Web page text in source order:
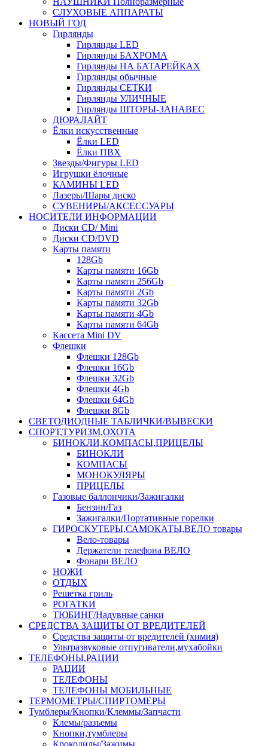
СЛУХОВЫЕ АППАРАТЫ
НОВЫЙ ГОД
Гирлянды
Гирлянды LED
Гирлянды БАХРОМА
Гирлянды НА БАТАРЕЙКАХ
Гирлянды обычные
Гирлянды СЕТКИ
Гирлянды УЛИЧНЫЕ
Гирлянды ШТОРЫ-ЗАНАВЕС
ДЮРАЛАЙТ
Ёлки искусственные
Ёлки LED
Ёлки ПВХ
Звезды/Фигуры LED
Игрушки ёлочные
КАМИНЫ LED
Лазеры/Шары диско
СУВЕНИРЫ/АКСЕССУАРЫ
НОСИТЕЛИ ИНФОРМАЦИИ
Диски CD/ Mini
Диски CD/DVD
Карты памяти
128Gb
Карты памяти 16Gb
Карты памяти 256Gb
Карты памяти 2Gb
Карты памяти 32Gb
Карты памяти 4Gb
Карты памяти 64Gb
Кассета Mini DV
Флешки
Флешки 128Gb
Флешки 16Gb
Флешки 32Gb
Флешки 4Gb
Флешки 64Gb
Флешки 8Gb
СВЕТОДИОДНЫЕ ТАБЛИЧКИ/ВЫВЕСКИ
СПОРТ,ТУРИЗМ,ОХОТА
БИНОКЛИ,КОМПАСЫ,ПРИЦЕЛЫ
БИНОКЛИ
КОМПАСЫ
МОНОКУЛЯРЫ
ПРИЦЕЛЫ
Газовые баллончики/Зажигалки
Бензин/Газ
Зажигалки/Портативные горелки
ГИРОСКУТЕРЫ,САМОКАТЫ,ВЕЛО товары
Вело-товары
Держатели телефона ВЕЛО
Фонари ВЕЛО
НОЖИ
ОТДЫХ
Решетка гриль
РОГАТКИ
ТЮБИНГ/Надувные санки
СРЕДСТВА ЗАЩИТЫ ОТ ВРЕДИТЕЛЕЙ
Средства защиты от вредителей (химия)
Ультразвуковые отпугиватели,мухабойки
ТЕЛЕФОНЫ,РАЦИИ
РАЦИИ
ТЕЛЕФОНЫ
ТЕЛЕФОНЫ МОБИЛЬНЫЕ
ТЕРМОМЕТРЫ/СПИРТОМЕРЫ
Тумблеры/Кнопки/Клеммы/Запчасти
Клемы/разъемы
Кнопки,тумблеры
Крокодилы/Зажимы